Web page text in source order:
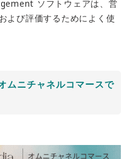
ソフトウェアは、営
よび評価するためによく使
ムニチャネルコマースで